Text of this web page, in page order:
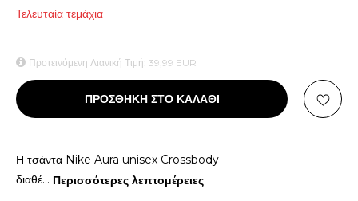
Τελευταία τεμάχια
Προτεινόμενη Λιανική Τιμή: 39,99 EUR
ΠΡΟΣΘΗΚΗ ΣΤΟ ΚΑΛΑΘΙ
Η τσάντα Nike Aura unisex Crossbody
διαθέ... Περισσότερες λεπτομέρειες